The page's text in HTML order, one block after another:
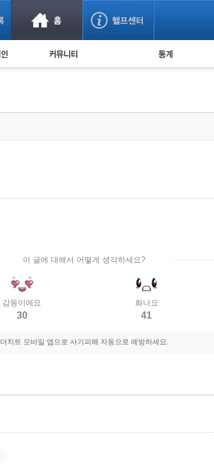
사기 예방했어요! 누적 피해사례 통계
이 글에 대해서 어떻게 생각하세요?
감동이에요
30
화나요
41
더치트 모바일 앱으로 사기피해 자동으로 예방하세요.